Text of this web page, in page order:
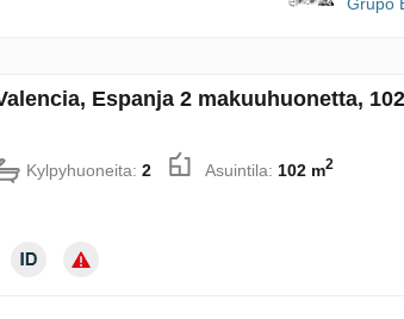
Grupo
Espanja 2 makuuhuonetta,
Kylpyhuoneita: 2 Asuintila: 102 m2